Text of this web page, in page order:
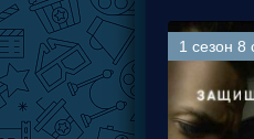
1 сезон 8